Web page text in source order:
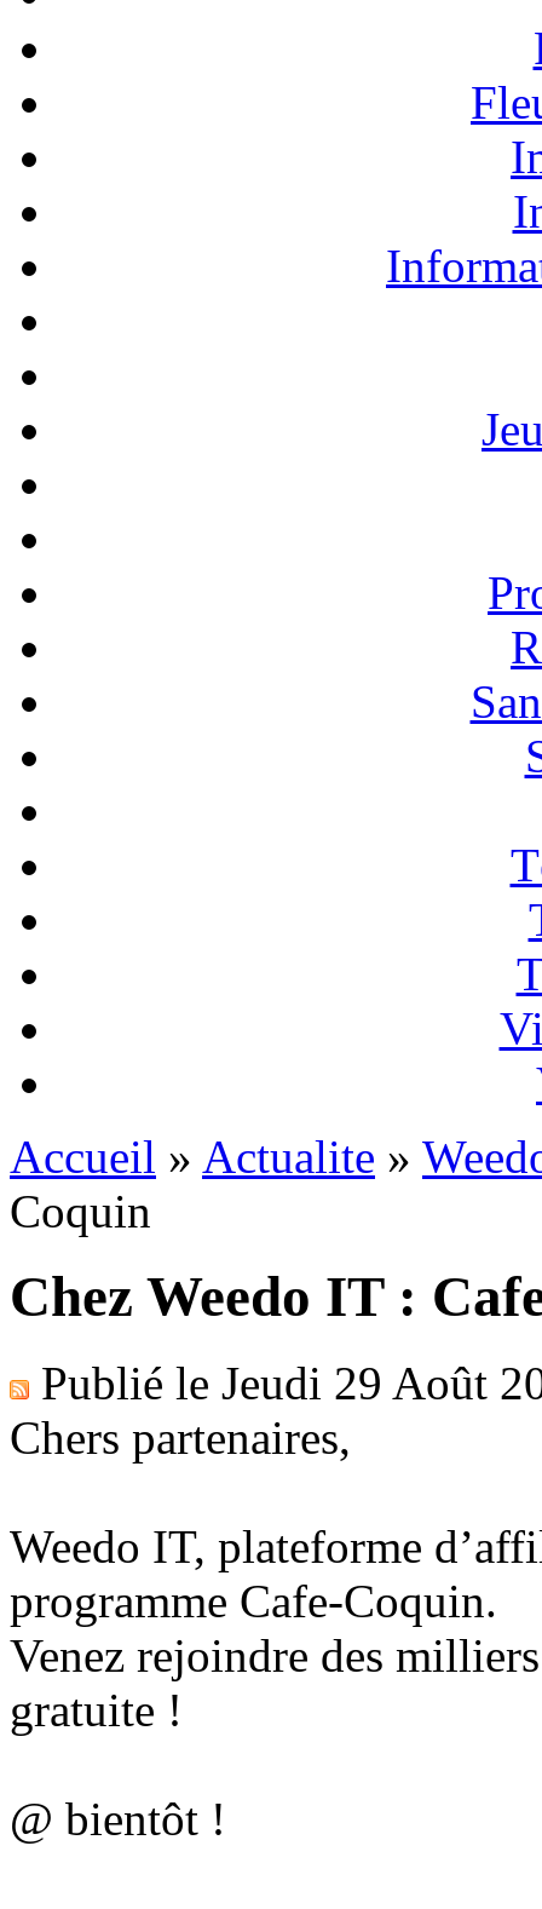
Accueil » Actualite »
Coquin
Chez Weedo IT :
Publié le Jeudi 29 Août
Chers partenaires,
Weedo IT, plateforme
programme Cafe-Coquin.
Venez rejoindre des
gratuite !
@ bientôt !